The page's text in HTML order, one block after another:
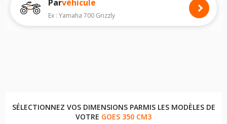
Pour voir notre liste de pneus quad, veuillez sélectionner la dimension
de votre quad
Les dimensions indiquées vous sont données à titre indicatif. Il est
Parvéhicule
Ex : Yamaha 700 Grizzly
SÉLECTIONNEZ VOS DIMENSIONS PARMIS LES MODÈLES DE
VOTRE GOES 350 CM3